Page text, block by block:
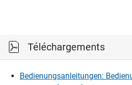
Téléchargements
Bedienungsanleitungen: